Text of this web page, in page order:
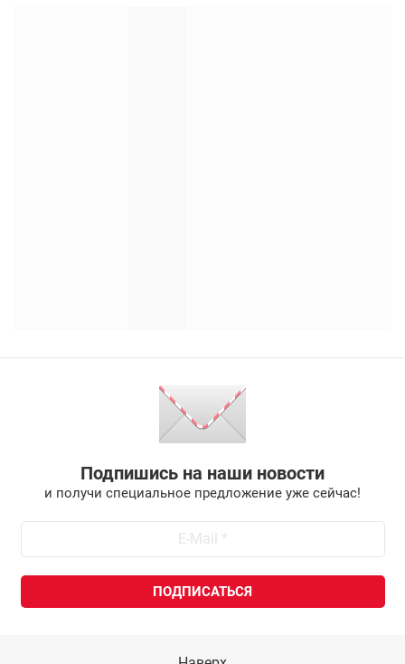
Подпишись на наши новости
и получи специальное предложение уже сейчас!